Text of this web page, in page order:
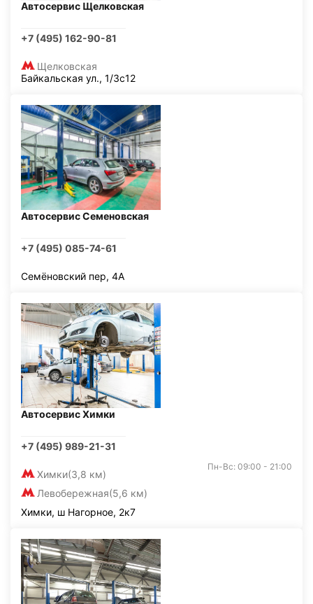
Автосервис Щелковская
+7 (495) 162-90-81
Щелковская
Байкальская ул., 1/3с12
Автосервис Семеновская
+7 (495) 085-74-61
Семёновский пер, 4А
Автосервис Химки
+7 (495) 989-21-31
Химки(3,8 км)
Левобережная(5,6 км)
Пн-Вс: 09:00 - 21:00
Химки, ш Нагорное, 2к7